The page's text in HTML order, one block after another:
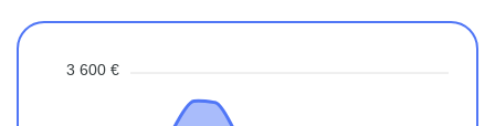
3 600 €